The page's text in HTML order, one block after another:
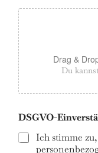
Drag &
Du
DSGVO-
Ich stimme